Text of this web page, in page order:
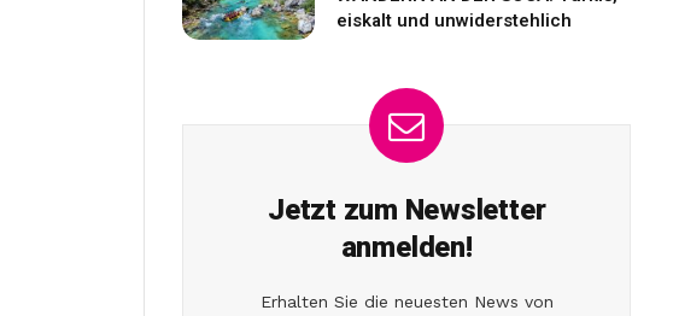
eiskalt und unwiderstehlich
Jetzt zum Newsletter
anmelden!
Erhalten Sie die neuesten News von